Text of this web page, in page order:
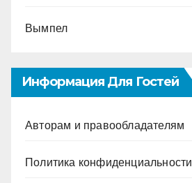
Вымпел
Информация Для Гостей
Авторам и правообладателям
Политика конфиденциальности